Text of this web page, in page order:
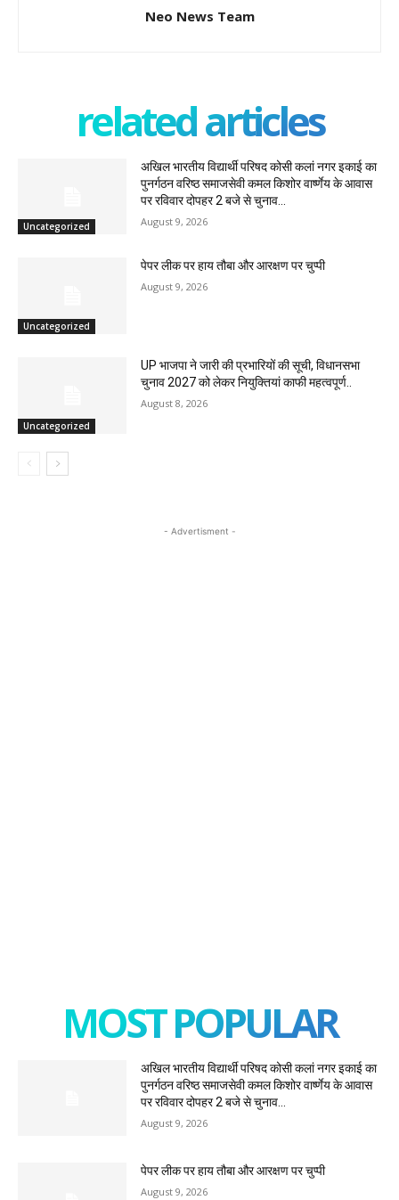
Neo News Team
related articles
Uncategorized
अखिल भारतीय विद्यार्थी परिषद कोसी कलां नगर इकाई का
पुनर्गठन वरिष्ठ समाजसेवी कमल किशोर वार्ष्णेय के आवास
पर रविवार दोपहर 2 बजे से चुनाव...
August 9, 2026
Uncategorized
पेपर लीक पर हाय तौबा और आरक्षण पर चुप्पी
August 9, 2026
Uncategorized
UP भाजपा ने जारी की प्रभारियों की सूची, विधानसभा
चुनाव 2027 को लेकर नियुक्तियां काफी महत्वपूर्ण..
August 8, 2026
- Advertisment -
MOST POPULAR
अखिल भारतीय विद्यार्थी परिषद कोसी कलां नगर इकाई का
पुनर्गठन वरिष्ठ समाजसेवी कमल किशोर वार्ष्णेय के आवास
पर रविवार दोपहर 2 बजे से चुनाव...
August 9, 2026
पेपर लीक पर हाय तौबा और आरक्षण पर चुप्पी
August 9, 2026